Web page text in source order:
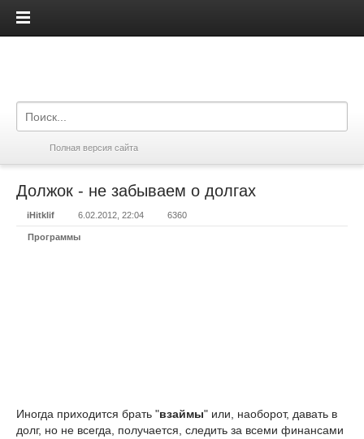
iPadis.ru
Полная версия сайта
Должок - не забываем о долгах
iHitklif 6.02.2012, 22:04 6360
Программы
Иногда приходится брать "взаймы" или, наоборот, давать в
долг, но не всегда, получается, следить за всеми финансами